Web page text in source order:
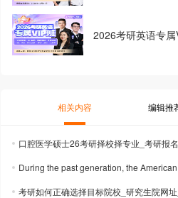
2026考研英语专属
相关内容 编辑推
During the past generation, the American
考研如何正确选择目标院校_研究生院网